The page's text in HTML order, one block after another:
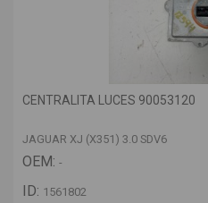
CENTRALITA LUCES 90053120
JAGUAR XJ (X351) 3.0 SDV6
OEM: -
ID: 1561802